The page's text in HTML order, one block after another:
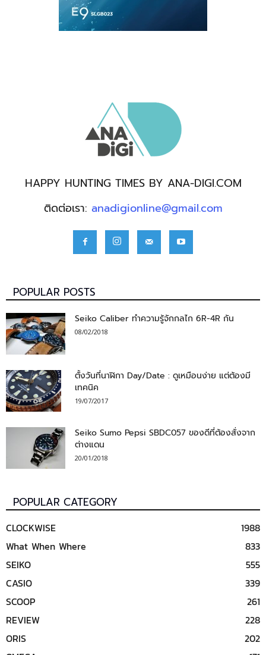
HAPPY HUNTING TIMES BY ANA-DIGI.COM
ติดต่อเรา: anadigionline@gmail.com
POPULAR POSTS
Seiko Caliber ทำความรู้จักกลไก 6R-4R กัน
08/02/2018
ตั้งวันที่นาฬิกา Day/Date : ดูเหมือนง่าย แต่ต้องมี
เทคนิค
19/07/2017
Seiko Sumo Pepsi SBDC057 ของดีที่ต้องสั่งจาก
ต่างแดน
20/01/2018
POPULAR CATEGORY
CLOCKWISE
1988
What When Where
833
SEIKO
555
CASIO
339
SCOOP
261
REVIEW
228
ORIS
202